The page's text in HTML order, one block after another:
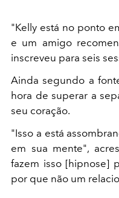
"Kelly está no ponto
e um amigo
inscreveu para seis
Ainda segundo a
hora de superar a
seu coração.
"Isso a está
em sua mente",
fazem isso [hipnose]
por que não um